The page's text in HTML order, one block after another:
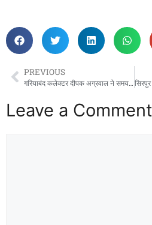
PREVIOUS
गरियाबंद कलेक्टर दीपक अग्रवाल ने समय पर उपार्जन केन्द्रों से धान का उठाव नहीं किये जाने के कारण अधिकारियों पर चलाया प्रशासनिक डंडा,,,,
Leave a Comment